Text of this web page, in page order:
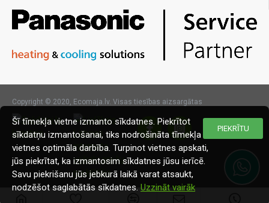
Copyright © 2020, Ecomaja.lv. Visas tiesības aizsargātas
PIEKRĪTU
Šī tīmekļa vietne izmanto sīkdatnes. Piekrītot
sīkdatņu izmantošanai, tiks nodrošināta tīmekļa
vietnes optimāla darbība. Turpinot vietnes apskati,
jūs piekrītat, ka izmantosim sīkdatnes jūsu ierīcē.
Savu piekrišanu jūs jebkurā laikā varat atsaukt,
nodzēšot saglabātās sīkdatnes. Uzzināt vairāk